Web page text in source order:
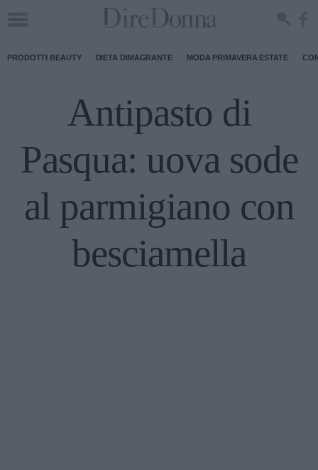
PRODOTTI BEAUTY DIETA DIMAGRANTE MODA PRIMAVERA ESTATE
Antipasto di
Pasqua: uova sode
al parmigiano con
besciamella